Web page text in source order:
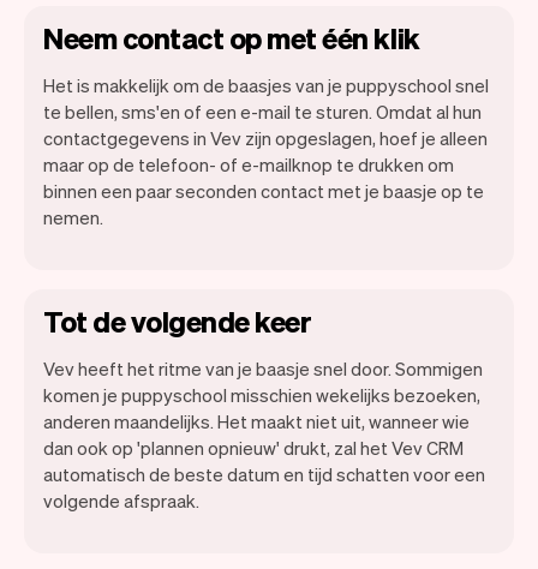
Neem contact op met één klik
Het is makkelijk om de baasjes van je puppyschool snel
te bellen, sms'en of een e-mail te sturen. Omdat al hun
contactgegevens in Vev zijn opgeslagen, hoef je alleen
maar op de telefoon- of e-mailknop te drukken om
binnen een paar seconden contact met je baasje op te
nemen.
Tot de volgende keer
Vev heeft het ritme van je baasje snel door. Sommigen
komen je puppyschool misschien wekelijks bezoeken,
anderen maandelijks. Het maakt niet uit, wanneer wie
dan ook op 'plannen opnieuw' drukt, zal het Vev CRM
automatisch de beste datum en tijd schatten voor een
volgende afspraak.